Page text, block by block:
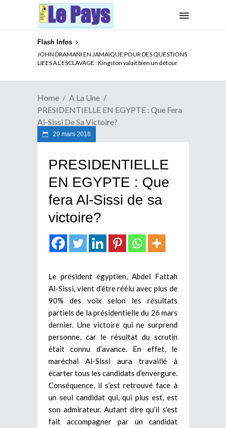
Flash Infos
JOHN DRAMANI EN JAMAIQUE POUR DES QUESTIONS
LIEES A L’ESCLAVAGE : Kingston valait bien un détour
ELECTION DE TALON A LA TETE DU SENAT BENINOIS :
Quand Patrice quitte le pouvoir sans partir !
Home
A La Une
PRESIDENTIELLE EN EGYPTE : Que Fera
Al-Sissi De Sa Victoire?
29 mars 2018
PRESIDENTIELLE
EN EGYPTE : Que
fera Al-Sissi de sa
victoire?
Le président égyptien, Abdel Fattah
Al-Sissi, vient d’être réélu avec plus de
90% des voix selon les résultats
partiels de la présidentielle du 26 mars
dernier. Une victoire qui ne surprend
personne, car le résultat du scrutin
était connu d’avance. En effet, le
maréchal Al-Sissi aura travaillé à
écarter tous les candidats d’envergure.
Conséquence, il s’est retrouvé face à
un seul candidat qui, qui plus est, est
son admirateur. Autant dire qu’il s’est
fait accompagner par un candidat